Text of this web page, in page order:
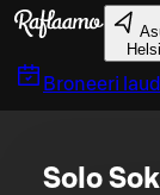
Liigu peamise
Broneeri laud
Solo